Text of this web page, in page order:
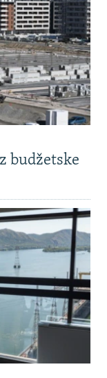
budžetske